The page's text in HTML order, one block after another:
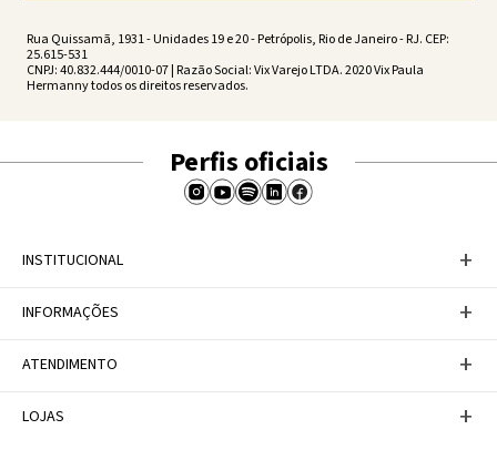
Rua Quissamã, 1931 - Unidades 19 e 20 - Petrópolis, Rio de Janeiro - RJ. CEP:
25.615-531
CNPJ: 40.832.444/0010-07 | Razão Social: Vix Varejo LTDA. 2020 Vix Paula
Hermanny todos os direitos reservados.
Perfis oficiais
INSTITUCIONAL +
A Marca
Trabalhe conosco
INFORMAÇÕES +
Política de Privacidade
Tabela de Medidas
ATENDIMENTO +
Personal Shopper
LOJAS +